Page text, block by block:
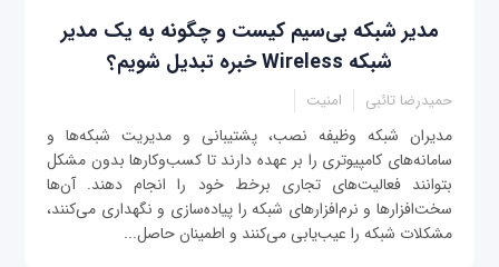
مدیر شبکه بی‌سیم کیست و چگونه به یک مدیر
شبکه‌ Wireless خبره تبدیل شویم؟
حمیدرضا تائبی امنیت
مدیران شبکه وظیفه نصب، پشتیبانی و مدیریت شبکه‌ها و
سامانه‌های کامپیوتری را بر عهده دارند تا کسب‌وکارها بدون مشکل
بتوانند فعالیت‌های تجاری برخط خود را انجام دهند. آن‌ها
سخت‌افزارها و نرم‌افزارهای شبکه را پیاده‌سازی و نگهداری می‌کنند،
مشکلات شبکه را عیب‌یابی می‌کنند و اطمینان حاصل...